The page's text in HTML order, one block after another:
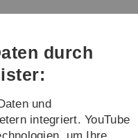
Direkt
Direkt
Direkt
(Sprache,
Drucken,
Social
Direkt
Direkt
durch
und
integriert. YouTube